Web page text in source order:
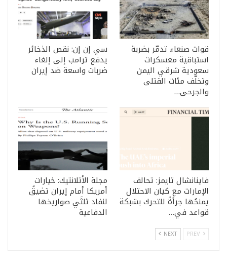
قوات صنعاء تدمّر بضربة
استباقية معسكرات
سعودية شرقي اليمن
وتخلّف مئات القتلى
والجرحى…
سي إن إن: نقص الذخائر
يدفع ترامب إلى إلغاء
ضربات واسعة ضد إيران
فاينانشال تايمز: تحالف
الإمارات مع كيان الاحتلال
يمنحُها جرأةً للتحرك بشبكة
قواعد في…
مجلة الأتلانتيك: خيارات
أمريكا أمام إيران تضيقُ
لنفاد ثلثَي صواريخها
الدفاعية
NEXT